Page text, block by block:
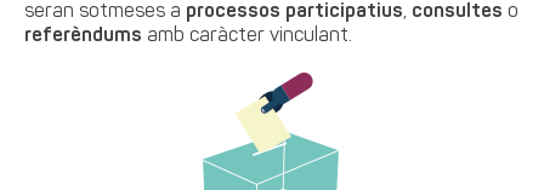
seran sotmeses a processos participatius, consultes o
referèndums amb caràcter vinculant.